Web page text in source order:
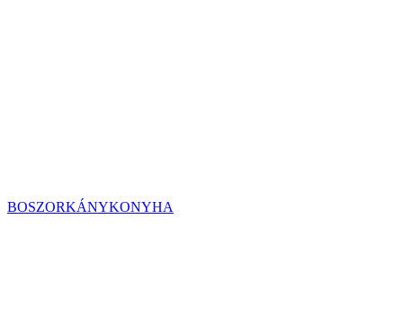
BOSZORKÁNYKONYHA